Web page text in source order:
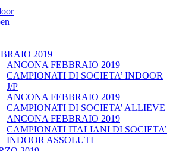
2019
ANCONA FEBBRAIO 2019
CAMPIONATI DI SOCIETA’ INDOOR
J/P
ANCONA FEBBRAIO 2019
CAMPIONATI DI SOCIETA’ ALLIEVE
ANCONA FEBBRAIO 2019
CAMPIONATI ITALIANI DI SOCIETA’
INDOOR ASSOLUTI